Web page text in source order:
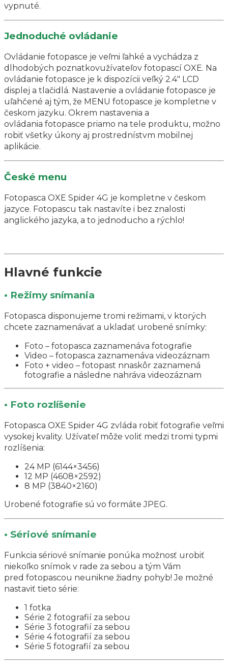
vypnuté.
Jednoduché ovládanie
Ovládanie fotopasce je veľmi ľahké a vychádza z
dlhodobých poznatkovužívateľov fotopascí OXE. Na
ovládanie fotopasce je k dispozícii veľký 2.4″ LCD
displej a tlačidlá. Nastavenie a ovládanie fotopasce je
uľahčené aj tým, že MENU fotopasce je kompletne v
českom jazyku. Okrem nastavenia a
ovládania fotopasce priamo na tele produktu, možno
robiť všetky úkony aj prostrednístvm mobilnej
aplikácie.
České menu
Fotopasca OXE Spider 4G je kompletne v českom
jazyce. Fotopascu tak nastavíte i bez znalosti
anglického jazyka, a to jednoducho a rýchlo!
Hlavné funkcie
• Režimy snímania
Fotopasca disponujeme tromi režimami, v ktorých
chcete zaznamenávať a ukladať urobené snímky:
Foto – fotopasca zaznamenáva fotografie
Video – fotopasca zaznamenáva videozáznam
Foto + video – fotopast nnaskôr zaznamená
fotografie a následne nahráva videozáznam
• Foto rozlíšenie
Fotopasca OXE Spider 4G zvláda robiť fotografie veľmi
vysokej kvality. Užívateľ môže voliť medzi tromi typmi
rozlíšenia:
24 MP (6144×3456)
12 MP (4608×2592)
8 MP (3840×2160)
Urobené fotografie sú vo formáte JPEG.
• Sériové snímanie
Funkcia sériové snímanie ponúka možnosť urobiť
niekoľko snímok v rade za sebou a tým Vám
pred fotopascou neunikne žiadny pohyb! Je možné
nastaviť tieto série:
1 fotka
Série 2 fotografií za sebou
Série 3 fotografií za sebou
Série 4 fotografií za sebou
Série 5 fotografií za sebou